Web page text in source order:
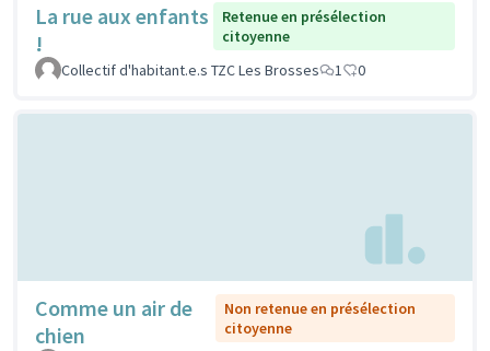
La rue aux enfants
!
Retenue en présélection
citoyenne
Collectif d'habitant.e.s TZC Les Brosses
1 0
Comme un air de
chien
Non retenue en présélection
citoyenne